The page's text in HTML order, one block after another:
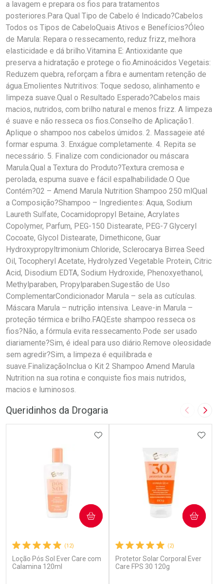
a lavagem e prepara os fios para tratamentos
posteriores.Para Qual Tipo de Cabelo é Indicado?Cabelos
Todos os Tipos de CabeloQuais Ativos e Benefícios?Óleo
de Marula: Repara o ressecamento, reduz frizz, melhora
elasticidade e dá brilho.Vitamina E: Antioxidante que
preserva a hidratação e protege o fio.Aminoácidos Vegetais:
Reduzem quebra, reforçam a fibra e aumentam retenção de
água.Emolientes Nutritivos: Toque sedoso, alinhamento e
limpeza suave.Qual o Resultado Esperado?Cabelos mais
macios, nutridos, com brilho natural e menos frizz. A limpeza
é suave e não resseca os fios.Conselho de Aplicação1.
Aplique o shampoo nos cabelos úmidos. 2. Massageie até
formar espuma. 3. Enxágue completamente. 4. Repita se
necessário. 5. Finalize com condicionador ou máscara
Marula.Qual a Textura do Produto?Textura cremosa e
perolada, espuma suave e fácil espalhabilidade.O Que
Contém?02 – Amend Marula Nutrition Shampoo 250 mlQual
a Composição?Shampoo – Ingredientes: Aqua, Sodium
Laureth Sulfate, Cocamidopropyl Betaine, Acrylates
Copolymer, Parfum, PEG-150 Distearate, PEG-7 Glyceryl
Cocoate, Glycol Distearate, Dimethicone, Guar
Hydroxypropyltrimonium Chloride, Sclerocarya Birrea Seed
Oil, Tocopheryl Acetate, Hydrolyzed Vegetable Protein, Citric
Acid, Disodium EDTA, Sodium Hydroxide, Phenoxyethanol,
Methylparaben, Propylparaben.Sugestão de Uso
ComplementarCondicionador Marula – sela as cutículas.
Máscara Marula – nutrição intensiva. Leave-in Marula –
proteção térmica e brilho.FAQEste shampoo resseca os
fios?Não, a fórmula evita ressecamento.Pode ser usado
diariamente?Sim, é ideal para uso diário.Remove oleosidade
sem agredir?Sim, a limpeza é equilibrada e
suave.FinalizaçãoInclua o Kit 2 Shampoo Amend Marula
Nutrition na sua rotina e conquiste fios mais nutridos,
macios e luminosos.
Queridinhos da Drogaria Imagem
(12)
Loção Pós Sol Ever Care com
Calamina 120ml
ADICIONAR AOS FAVORITOS
COMPRAR
(2)
Protetor Solar Corporal Ever
Care FPS 30 120g
COMPRAR